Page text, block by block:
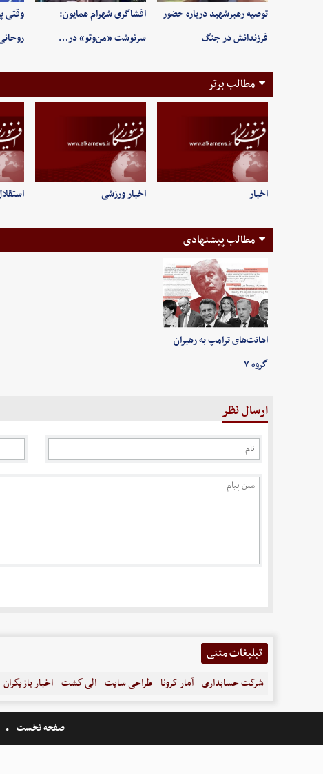
توصیه رهبرشهید درباره حضور
فرزندانش در جنگ
افشاگری شهرام همایون:
سرنوشت «من‌وتو» در…
وقتی
مطالب برتر
اخبار اخبار ورزشی
مطالب پیشنهادی
اهانت‌های ترامپ به رهبران
گروه ۷
ارسال نظر
تبلیغات متنی
شرکت حسابداری آمار کرونا طراحی سایت الی گشت اخبار بازیگران
صفحه نخست